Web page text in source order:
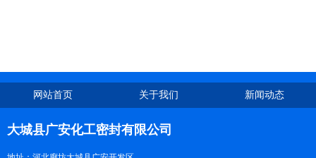
网站首页 关于我们 新闻动态
大城县广安化工密封有限公司